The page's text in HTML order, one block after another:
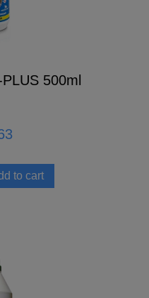
500ml
to cart